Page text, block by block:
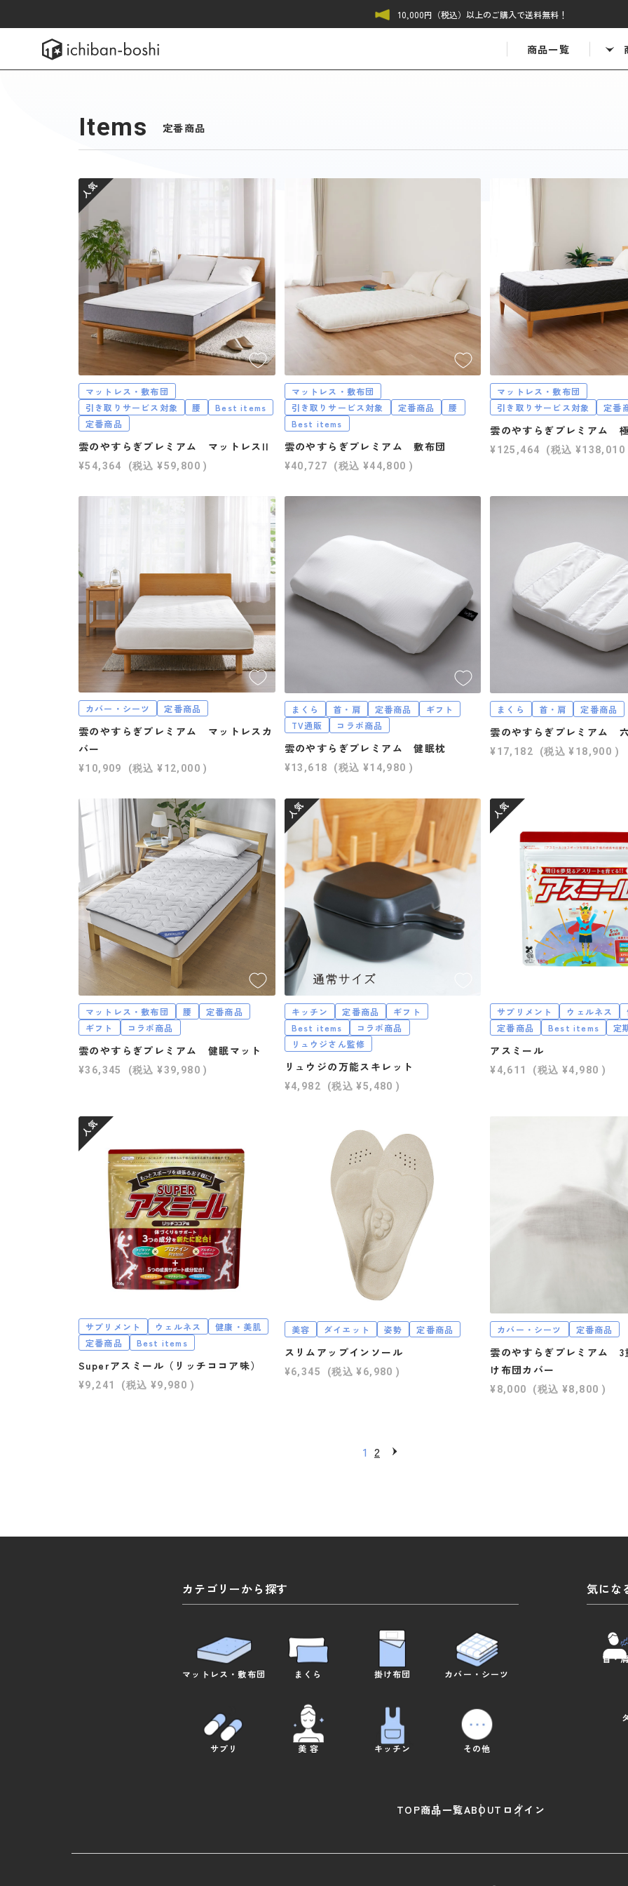
10,000円（税込）以上のご購入で送料無料！
商品一覧
キッチン その他
引き取りサービスについて
Items 定番商品
人気
マットレス・敷布団
引き取りサービス対象
腰
Best items
定番商品
雲のやすらぎプレミアム マットレスII
¥54,364 (税込 ¥59,800 )
マットレス・敷布団
引き取りサービス対象
定番商品
腰
Best items
雲のやすらぎプレミアム 敷布団
¥40,727 (税込 ¥44,800 )
マットレス・敷布団
引き取りサービス対象
定番
雲のやすらぎプレミアム
¥125,464 (税込 ¥138,010
カバー・シーツ 定番商品
雲のやすらぎプレミアム マットレスカ
バー
¥10,909 (税込 ¥12,000 )
まくら 首・肩 定番商品
ギフト
TV通販
コラボ商品
雲のやすらぎプレミアム 健眠枕
¥13,618 (税込 ¥14,980 )
まくら 首・肩 定番商品
雲のやすらぎプレミアム
¥17,182 (税込 ¥18,900 )
マットレス・敷布団 腰
定番商品
ギフト
コラボ商品
雲のやすらぎプレミアム 健眠マット
¥36,345 (税込 ¥39,980 )
人気
キッチン 定番商品
ギフト
Best items
コラボ商品
リュウジさん監修
リュウジの万能スキレット
¥4,982 (税込 ¥5,480 )
人気
サプリメント ウェルネス
定番商品
Best items 定
アスミール
¥4,611 (税込 ¥4,980 )
人気
サプリメント ウェルネス
健康・美肌
定番商品
Best items
Superアスミール（リッチココア味）
¥9,241 (税込 ¥9,980 )
美容 ダイエット 姿勢 定番商品
スリムアップインソール
¥6,345 (税込 ¥6,980 )
カバー・シーツ 定番商品
雲のやすらぎプレミアム 3
け布団カバー
¥8,000 (税込 ¥8,800 )
1 2
カテゴリーから探す
マットレス ・敷布団 まくら 掛け布団 カバー ・ シーツ
サプリ 美 容 キッチン その他
気にな
首・
TOP商品一覧ABOUT ログイン